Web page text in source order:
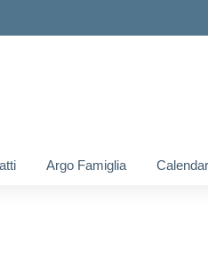
Argo Famiglia